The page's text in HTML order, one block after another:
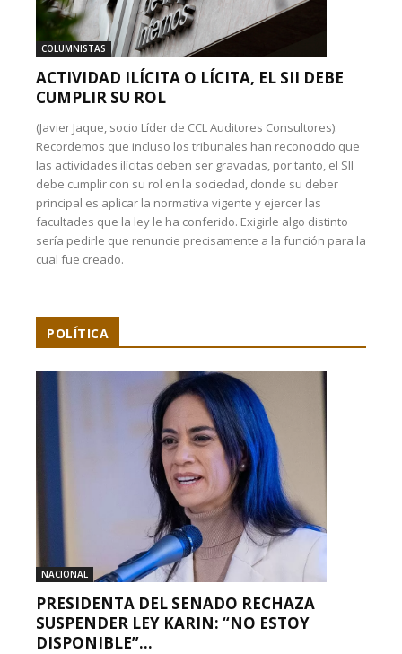
COLUMNISTAS
ACTIVIDAD ILÍCITA O LÍCITA, EL SII DEBE
CUMPLIR SU ROL
(Javier Jaque, socio Líder de CCL Auditores Consultores):
Recordemos que incluso los tribunales han reconocido que
las actividades ilícitas deben ser gravadas, por tanto, el SII
debe cumplir con su rol en la sociedad, donde su deber
principal es aplicar la normativa vigente y ejercer las
facultades que la ley le ha conferido. Exigirle algo distinto
sería pedirle que renuncie precisamente a la función para la
cual fue creado.
POLÍTICA
NACIONAL
PRESIDENTA DEL SENADO RECHAZA
SUSPENDER LEY KARIN: “NO ESTOY
DISPONIBLE”...